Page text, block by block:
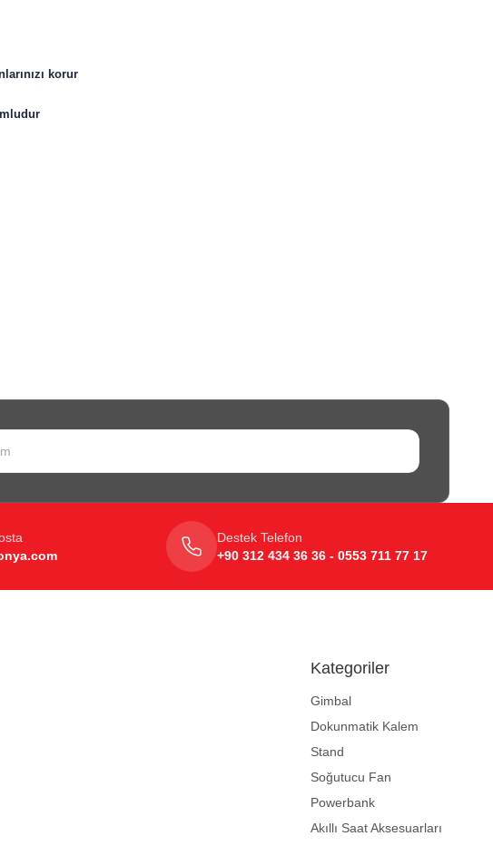
korur
Destek Telefon
+90 312 434 36 36 - 0553 711 77 17
Kategoriler
Gimbal
Dokunmatik Kalem
Stand
Soğutucu Fan
Powerbank
Akıllı Saat Aksesuarları